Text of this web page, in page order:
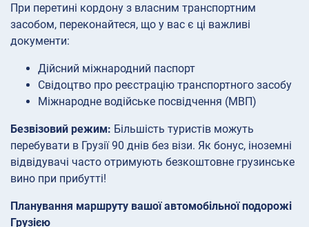
При перетині кордону з власним транспортним
засобом, переконайтеся, що у вас є ці важливі
документи:
Дійсний міжнародний паспорт
Свідоцтво про реєстрацію транспортного засобу
Міжнародне водійське посвідчення (МВП)
Безвізовий режим: Більшість туристів можуть
перебувати в Грузії 90 днів без візи. Як бонус, іноземні
відвідувачі часто отримують безкоштовне грузинське
вино при прибутті!
Планування маршруту вашої автомобільної подорожі
Грузією